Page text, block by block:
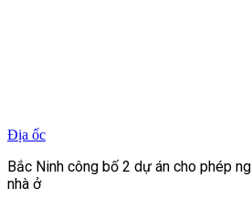
Địa ốc
Bắc Ninh công bố 2 dự án cho phép
nhà ở